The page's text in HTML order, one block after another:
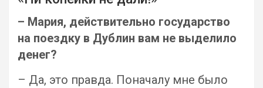
– Мария, действительно государство
на поездку в Дублин вам не выделило
денег?
– Да, это правда. Поначалу мне было